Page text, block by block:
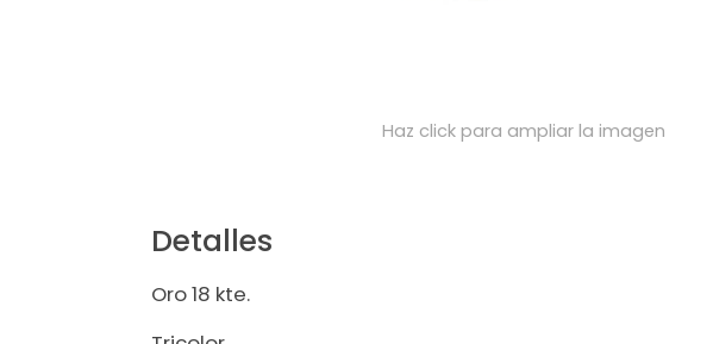
Haz click para ampliar la imagen
Detalles
Oro 18 kte.